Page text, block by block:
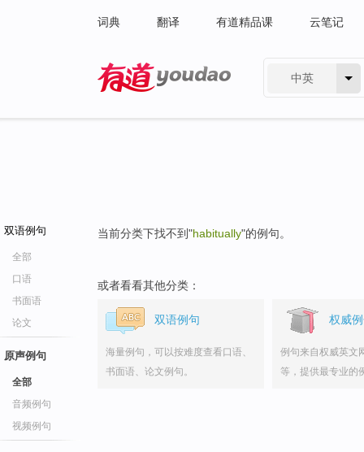
词典 翻译 有道精品课 云笔记
中英
双语例句
全部
口语
书面语
论文
原声例句
全部
音频例句
视频例句
当前分类下找不到"habitually"的例句。
或者看看其他分类：
双语例句
海量例句，可以按难度查看口语、
书面语、论文例句。
权威
例句来自权威英文
等，提供最专业的